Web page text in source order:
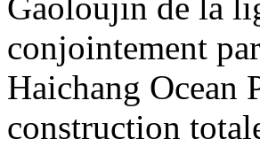
conjointement
Haichang Ocean
construction